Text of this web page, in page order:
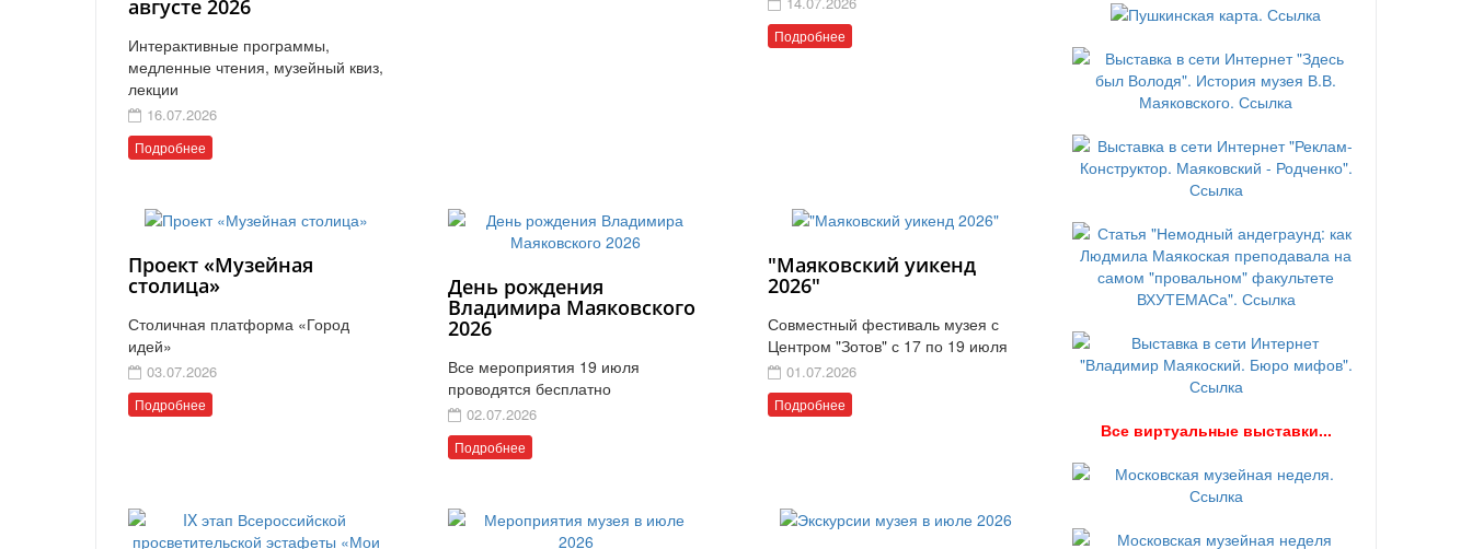
августе 2026
Интерактивные программы,
медленные чтения, музейный квиз,
лекции
16.07.2026
Подробнее
Подробнее
Проект «Музейная
столица»
Столичная платформа «Город
идей»
03.07.2026
Подробнее
День рождения
Владимира Маяковского
2026
Все мероприятия 19 июля
проводятся бесплатно
02.07.2026
Подробнее
"Маяковский уикенд
2026"
Совместный фестиваль музея с
Центром "Зотов" с 17 по 19 июля
01.07.2026
Подробнее
Все виртуальные выставки...